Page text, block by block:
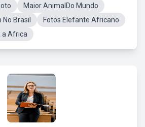
Maior AnimalDo Mundo
Brasil
Fotos Elefante Africano
a Africa